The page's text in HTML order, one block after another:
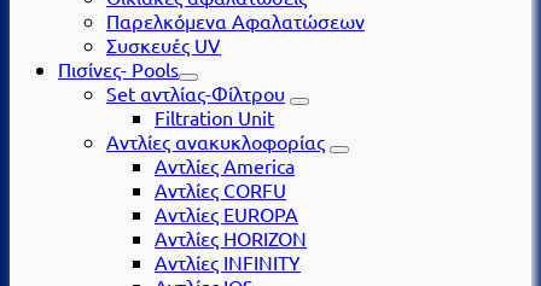
Παρελκόμενα Αφαλατώσεων
Συσκευές UV
Πισίνες- Pools
Set αντλίας-Φίλτρου
Filtration Unit
Αντλίες ανακυκλοφορίας
Αντλίες America
Αντλίες CORFU
Αντλίες EUROPA
Αντλίες HORIZON
Αντλίες INFINITY